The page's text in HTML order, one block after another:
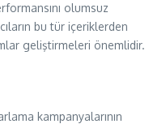
olumsuz
bu tür içeriklerden
geliştirmeleri önemlidir.
kampanyalarının